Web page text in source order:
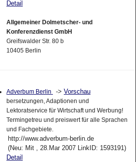
Detail
Allgemeiner Dolmetscher- und
Konferenzdienst GmbH
Greifswalder Str. 80 b
10405 Berlin
Adverbum Berlin -> Vorschau
bersetzungen, Adaptionen und
Lektoratservice für Wirtschaft und Werbung!
Termingetreu und preiswert für alle Sprachen
und Fachgebiete.
http://www.adverbum-berlin.de
(Neu: Mit , 28.Mar 2007 LinkID: 1593191)
Detail